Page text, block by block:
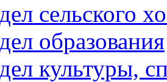
сельского
образования
культуры,